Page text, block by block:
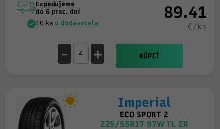
Expedujeme
do 6 prac. dní
10 ks u dodávateľa
89.41
€/ks
- + KÚPIŤ
Imperial
ECO SPORT 2
225/55R17 97W TL ZR